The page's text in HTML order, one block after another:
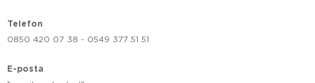
Telefon
0850 420 07 38 - 0549 377 51 51
E-posta